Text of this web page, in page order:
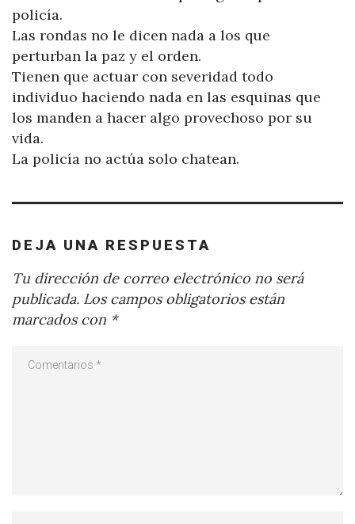
policía.
Las rondas no le dicen nada a los que
perturban la paz y el orden.
Tienen que actuar con severidad todo
individuo haciendo nada en las esquinas que
los manden a hacer algo provechoso por su
vida.
La policía no actúa solo chatean.
DEJA UNA RESPUESTA
Tu dirección de correo electrónico no será
publicada. Los campos obligatorios están
marcados con *